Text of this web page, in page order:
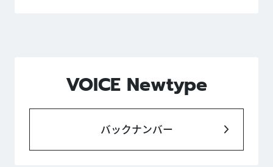
VOICE Newtype
バックナンバー